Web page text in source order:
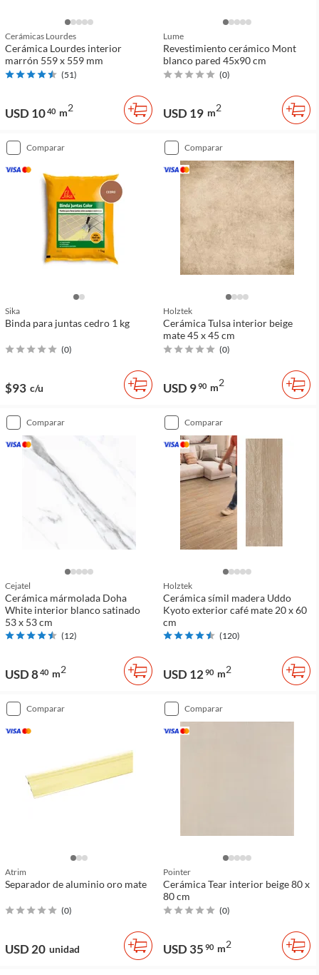
Cerámicas Lourdes
Cerámica Lourdes interior
marrón 559 x 559 mm
(51)
USD 1040 m2
Lume
Revestimiento cerámico Mont
blanco pared 45x90 cm
(0)
USD 19 m2
comparar
Sika
Binda para juntas cedro 1 kg
(0)
$93 c/u
comparar
Holztek
Cerámica Tulsa interior beige
mate 45 x 45 cm
(0)
USD 990 m2
comparar
Cejatel
Cerámica mármolada Doha
White interior blanco satinado
53 x 53 cm
(12)
USD 840 m2
comparar
Holztek
Cerámica símil madera Uddo
Kyoto exterior café mate 20 x 60
cm
(120)
USD 12 90 m2
comparar
Atrim
Separador de aluminio oro mate
(0)
USD 20 unidad
comparar
Pointer
Cerámica Tear interior beige 80 x
80 cm
(0)
USD 35 90 m2